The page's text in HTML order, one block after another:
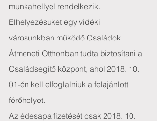
munkahellyel rendelkezik.
Elhelyezésüket egy vidéki
városunkban működő Családok
Átmeneti Otthonban tudta biztosítani a
Családsegítő központ, ahol 2018. 10.
01-én kell elfoglalniuk a felajánlott
férőhelyet.
Az édesapa fizetését csak 2018. 10.